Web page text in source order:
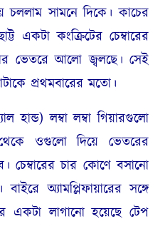
সামনে দিকে। কাচের
একটা কংক্রিটের চেম্বারের
ভেতরে আলো জ্বলছে। সেই
প্রথমবারের মতো।
লম্বা লম্বা গিয়ারগুলো
ওগুলো দিয়ে ভেতরের
চেম্বারের চার কোণে বসানো
অ্যামপ্লিফায়ারের সঙ্গে
একটা লাগানো হয়েছে টেপ